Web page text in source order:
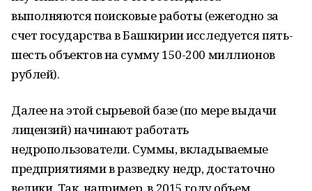
выполняются поисковые работы (ежегодно за
счет государства в Башкирии исследуется пять-
шесть объектов на сумму 150-200 миллионов
рублей).
Далее на этой сырьевой базе (по мере выдачи
лицензий) начинают работать
недропользователи. Суммы, вкладываемые
предприятиями в разведку недр, достаточно